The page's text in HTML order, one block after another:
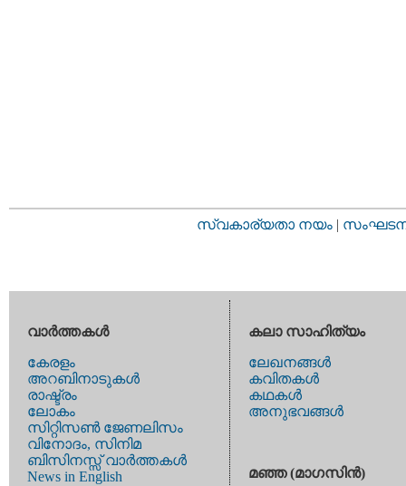
സ്വകാര്യതാ നയം |
വാര്‍ത്തകള്‍
കേരളം
അറബിനാടുകള്‍
രാഷ്ട്രം
ലോകം
സിറ്റിസണ്‍ ജേണലിസം
വിനോദം, സിനിമ
ബിസിനസ്സ് വാര്‍ത്തകള്‍
News in English
കലാ സാഹിത്യം
ലേഖനങ്ങള്‍
കവിതകള്‍
കഥകള്‍
അനുഭവങ്ങള്‍
മഞ്ഞ (മാഗസിന്‍)